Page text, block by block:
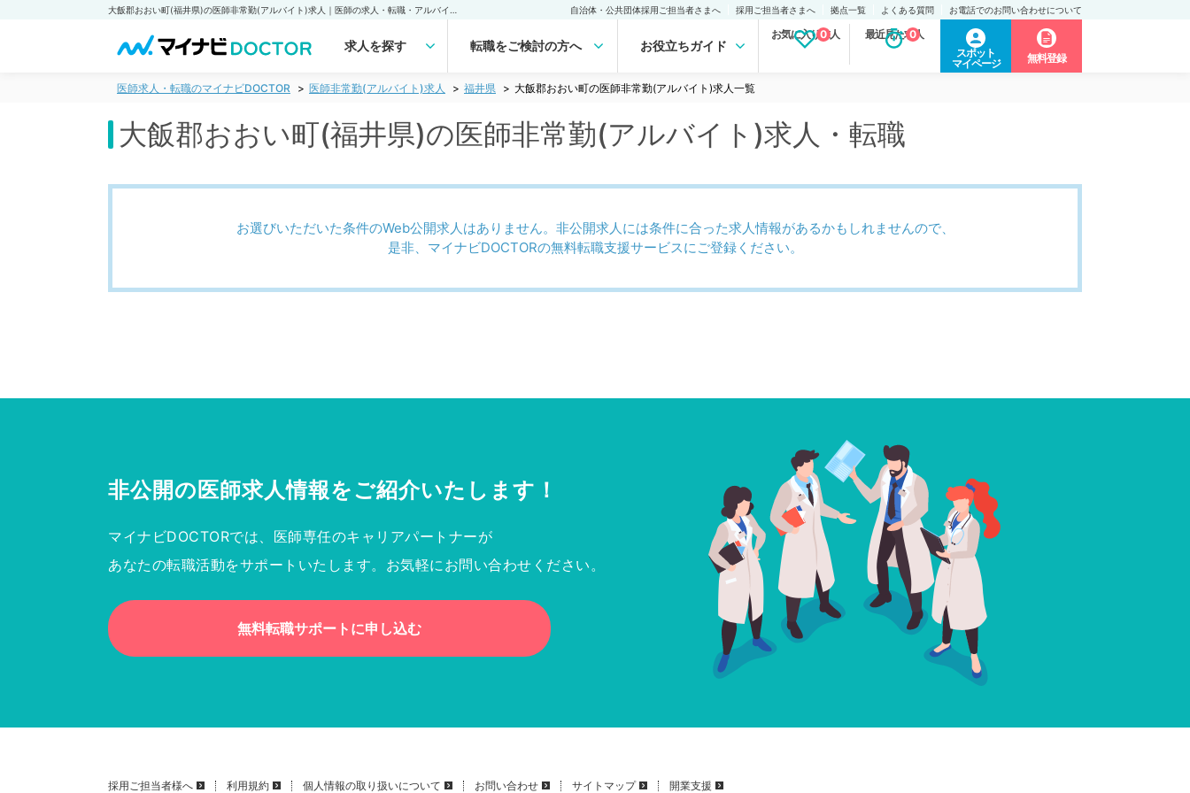
自治体・公共団体採用ご担当者さまへ 採用ご担当者さまへ 拠点一覧 よくある質問 お電話でのお問い合わせについて
求人を探す 転職をご検討の方へ お役立ちガイド
お気に入り求人
0 最近見た求人
0
スポット
マイページ
無料登録
医師求人・転職のマイナビDOCTOR 医師非常勤(アルバイト)求人 福井県 大飯郡おおい町の医師非常勤(アルバイト)求人一覧
大飯郡おおい町(福井県)の医師非常勤(アルバイト)求人・転職
お選びいただいた条件のWeb公開求人はありません。非公開求人には条件に合った求人情報があるかもしれませんので、
是非、マイナビDOCTORの無料転職支援サービスにご登録ください。
非公開の医師求人情報をご紹介いたします！
マイナビDOCTORでは、医師専任のキャリアパートナーが
あなたの転職活動をサポートいたします。お気軽にお問い合わせください。
無料転職サポートに申し込む
採用ご担当者様へ 利用規約 個人情報の取り扱いについて お問い合わせ サイトマップ 開業支援